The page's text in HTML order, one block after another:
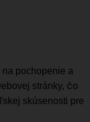
pochopenie a
stránky, čo
skúsenosti pre